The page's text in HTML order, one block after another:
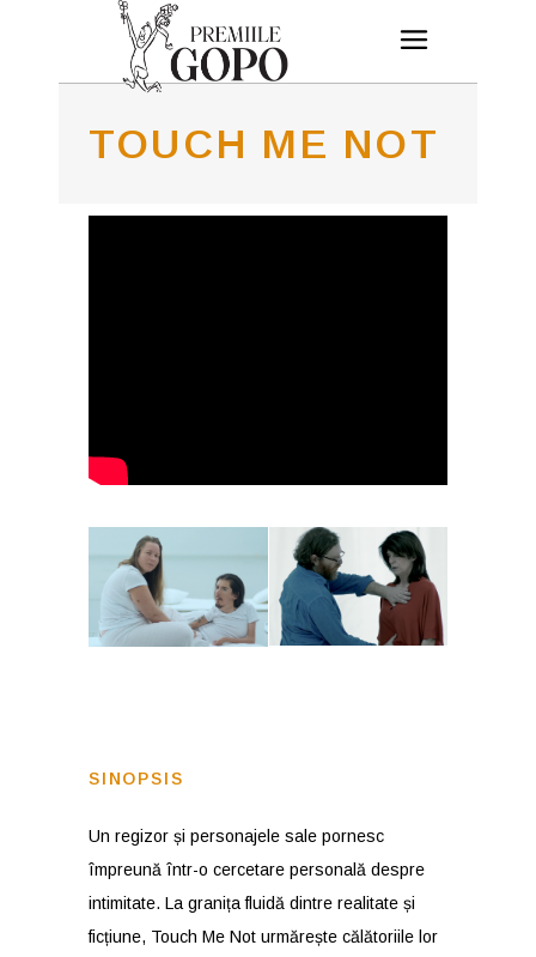
TOUCH ME NOT
SINOPSIS
Un regizor și personajele sale pornesc
împreună într-o cercetare personală despre
intimitate. La granița fluidă dintre realitate și
ficțiune, Touch Me Not urmărește călătoriile lor